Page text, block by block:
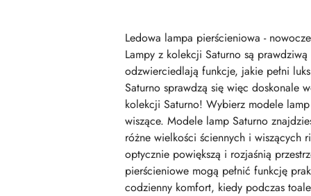
Ledowa lampa pierścieniowa -
Lampy z kolekcji Saturno są
odzwierciedlają funkcje, jakie pełni
Saturno sprawdzą się więc doskonale
kolekcji Saturno! Wybierz modele
wiszące. Modele lamp Saturno
różne wielkości ściennych i wiszących
optycznie powiększą i rozjaśnią
pierścieniowe mogą pełnić funkcję
codzienny komfort, kiedy podczas